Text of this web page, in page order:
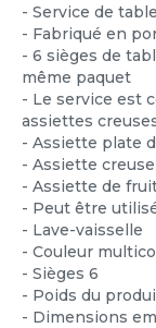
- Service de
- Fabriqué en
- 6 sièges de
même paquet
- Le service est
assiettes
- Assiette plate
- Assiette
- Assiette de
- Peut être
- Lave-vaisselle
- Couleur
- Sièges 6
- Poids du
- Dimensions